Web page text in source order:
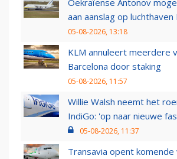
Oekraïense Antonov
aan aanslag op luchthaven
05-08-2026, 13:18
KLM annuleert meerdere
Barcelona door staking
05-08-2026, 11:57
Willie Walsh neemt het
IndiGo: 'op naar nieuwe
05-08-2026, 11:37
Transavia opent